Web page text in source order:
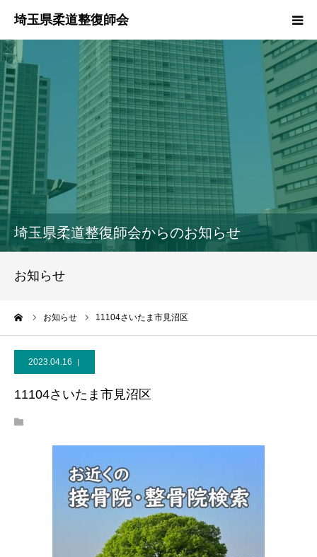
埼玉県柔道整復師会からのお知らせ
お知らせ
お知らせ 11104さいたま市見沼区
2023.04.16
11104さいたま市見沼区
本会のご紹介
情報公開
柔道整復師とは
接骨院・整骨院検索